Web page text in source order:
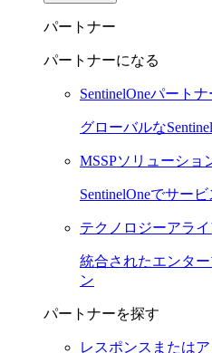
パートナー
パートナーになる
SentinelOneパート
グローバルな
MSSPソリューショ
SentinelOneでサー
テクノロジーアラ
統合されたエンタ
ン
パートナーを探す
レスポンスまたは